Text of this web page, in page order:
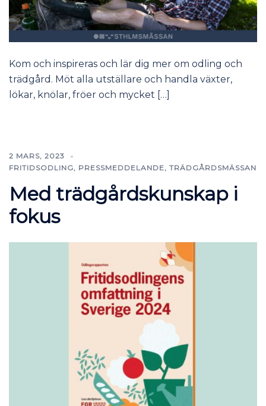
Kom och inspireras och lär dig mer om odling och
trädgård. Möt alla utställare och handla växter,
lökar, knölar, fröer och mycket […]
2 MARS, 2023
FRITIDSODLING, PRESSMEDDELANDE, TRÄDGÅRDSMÄSSAN
Med trädgårdskunskap i
fokus